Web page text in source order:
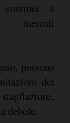
a
possono
dei
debole.